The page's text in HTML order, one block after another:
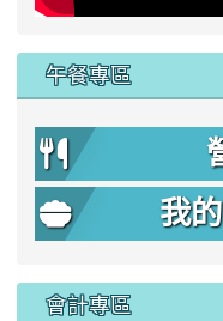
午餐專區
我
會計專區